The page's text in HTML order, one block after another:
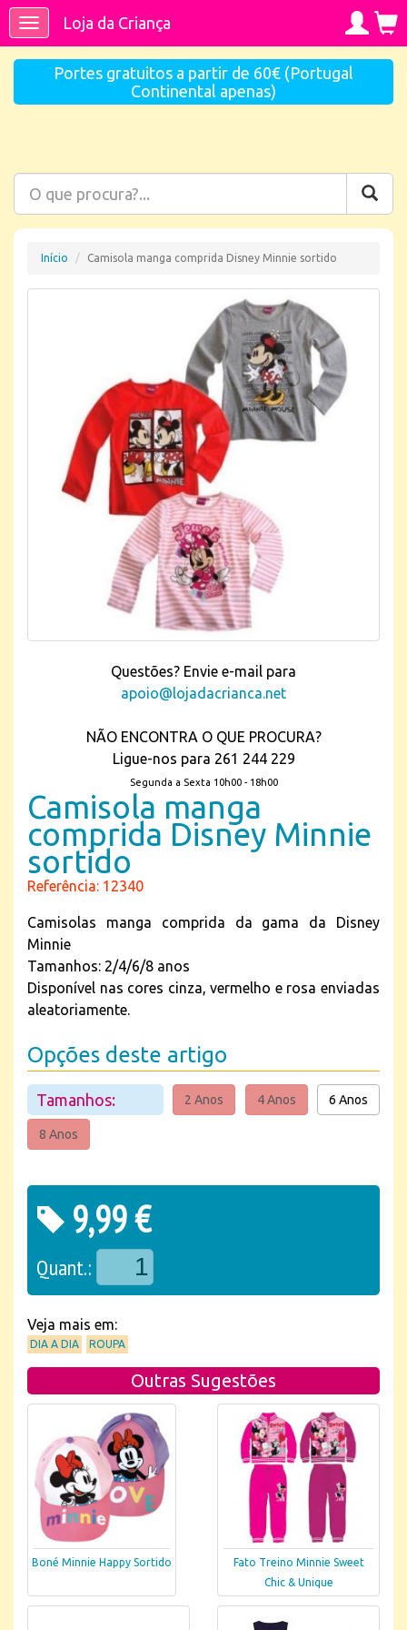
ToggleLoja da Criança
Portes gratuitos a partir de 60€ (Portugal
Continental apenas)
Início Camisola manga comprida Disney Minnie sortido
Questões? Envie e-mail para
apoio@lojadacrianca.net
NÃO ENCONTRA O QUE PROCURA?
Ligue-nos para 261 244 229
Segunda a Sexta 10h00 - 18h00
Camisola manga
comprida Disney Minnie
sortido
Referência: 12340
Camisolas manga comprida da gama da Disney
Minnie
Tamanhos: 2/4/6/8 anos
Disponível nas cores cinza, vermelho e rosa enviadas
aleatoriamente.
Opções deste artigo
Tamanhos: 2 Anos 4 Anos 6 Anos
8 Anos
9,99 €
Quant.:
Veja mais em:
DIA A DIA ROUPA
Outras Sugestões
Boné Minnie Happy Sortido
Fato Treino Minnie Sweet
Chic & Unique